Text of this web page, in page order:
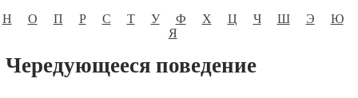
Н
О П Р С Т У Ф Х Ц Ч Ш Э
Ю
Я
Чередующееся поведение